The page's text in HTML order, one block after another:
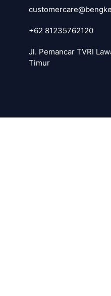
+62 81235762120
Jl. Pemancar TVRI
Timur